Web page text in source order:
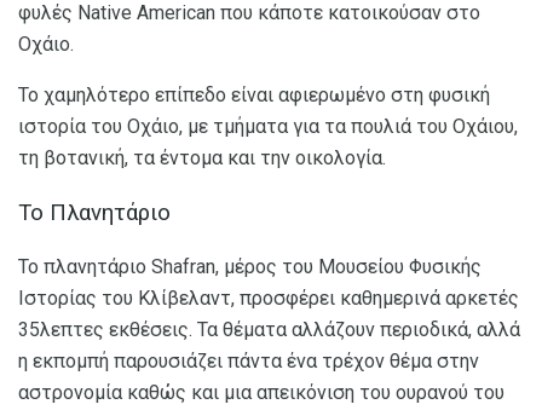
φυλές Native American που κάποτε κατοικούσαν στο
Οχάιο.
Το χαμηλότερο επίπεδο είναι αφιερωμένο στη φυσική
ιστορία του Οχάιο, με τμήματα για τα πουλιά του Οχάιου,
τη βοτανική, τα έντομα και την οικολογία.
Το Πλανητάριο
Το πλανητάριο Shafran, μέρος του Μουσείου Φυσικής
Ιστορίας του Κλίβελαντ, προσφέρει καθημερινά αρκετές
35λεπτες εκθέσεις. Τα θέματα αλλάζουν περιοδικά, αλλά
η εκπομπή παρουσιάζει πάντα ένα τρέχον θέμα στην
αστρονομία καθώς και μια απεικόνιση του ουρανού του